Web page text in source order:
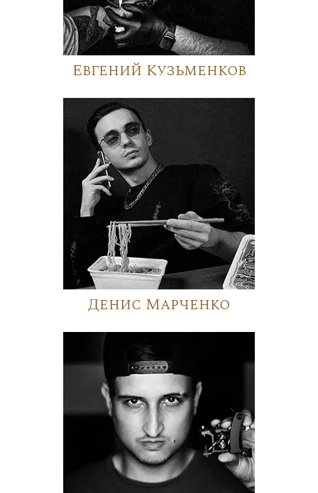
Евгений Кузьменков
Денис Марченко